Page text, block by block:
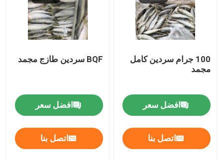
100 جرام سردين كامل
مجمد
افضل سعر
اتصل بنا
BQF سردين طازج مجمد
افضل سعر
اتصل بنا